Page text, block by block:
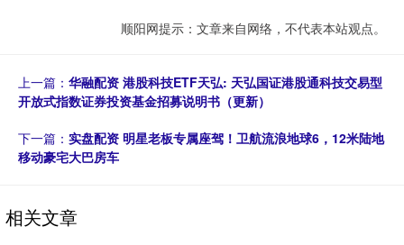
顺阳网提示：文章来自网络，不代表本站观点。
上一篇： 华融配资 港股科技ETF天弘: 天弘国证港股通科技交易型
开放式指数证券投资基金招募说明书（更新）
下一篇： 实盘配资 明星老板专属座驾！卫航流浪地球6，12米陆地
移动豪宅大巴房车
相关文章